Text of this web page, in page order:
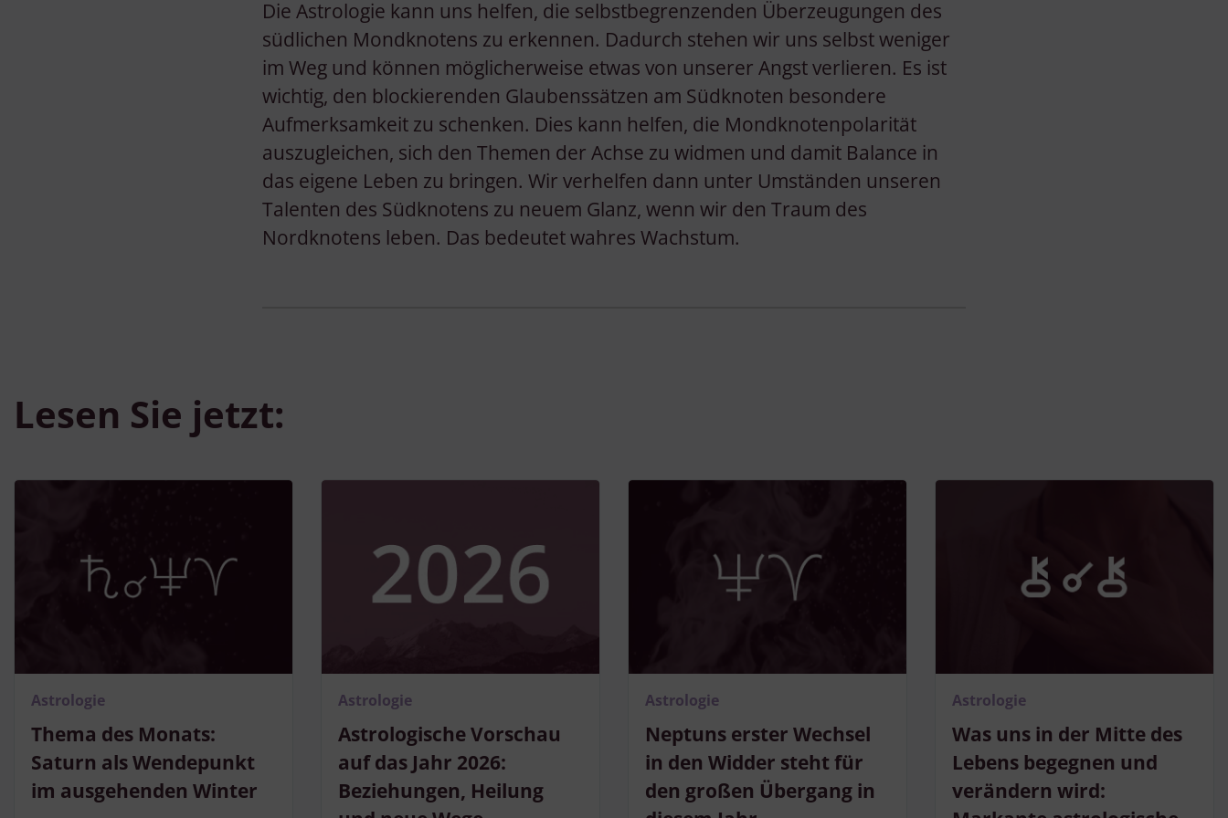
Die Astrologie kann uns helfen, die selbstbegrenzenden Überzeugungen des
südlichen Mondknotens zu erkennen. Dadurch stehen wir uns selbst weniger
im Weg und können möglicherweise etwas von unserer Angst verlieren. Es ist
wichtig, den blockierenden Glaubenssätzen am Südknoten besondere
Aufmerksamkeit zu schenken. Dies kann helfen, die Mondknotenpolarität
auszugleichen, sich den Themen der Achse zu widmen und damit Balance in
das eigene Leben zu bringen. Wir verhelfen dann unter Umständen unseren
Talenten des Südknotens zu neuem Glanz, wenn wir den Traum des
Nordknotens leben. Das bedeutet wahres Wachstum.
Lesen Sie jetzt:
Thema des Monats:
Saturn als Wendepunkt
im ausgehenden Winter
Astrologie
Astrologische Vorschau
auf das Jahr 2026:
Beziehungen, Heilung
Astrologie
Neptuns erster Wechsel
in den Widder steht für
den großen Übergang in
Astrologie
Was uns in der Mitte des
Lebens begegnen und
verändern wird:
Astrologie
Endgeräteeigenschaften zur Identifikation aktiv abfragen